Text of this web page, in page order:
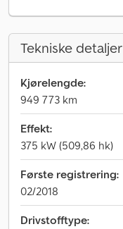
Tekniske detaljer
Kjørelengde:
949 773 km
Effekt:
375 kW (509,86 hk)
Første registrering:
02/2018
Drivstofftype: